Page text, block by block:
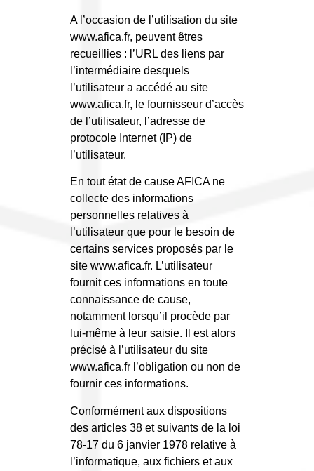
A l’occasion de l’utilisation du site
www.afica.fr, peuvent êtres
recueillies : l’URL des liens par
l’intermédiaire desquels
l’utilisateur a accédé au site
www.afica.fr, le fournisseur d’accès
de l’utilisateur, l’adresse de
protocole Internet (IP) de
l’utilisateur.
En tout état de cause AFICA ne
collecte des informations
personnelles relatives à
l’utilisateur que pour le besoin de
certains services proposés par le
site www.afica.fr. L’utilisateur
fournit ces informations en toute
connaissance de cause,
notamment lorsqu’il procède par
lui-même à leur saisie. Il est alors
précisé à l’utilisateur du site
www.afica.fr l’obligation ou non de
fournir ces informations.
Conformément aux dispositions
des articles 38 et suivants de la loi
78-17 du 6 janvier 1978 relative à
l’informatique, aux fichiers et aux